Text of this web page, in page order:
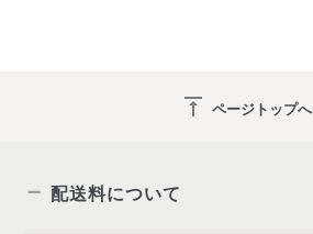
vertical_align_top ページトップへ
配送料について